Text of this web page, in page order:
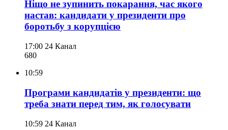
Ніщо не зупинить покарання, час якого
настав: кандидати у президенти про
боротьбу з корупцією
17:00 24 Канал
680
10:59
Програми кандидатів у президенти: що
треба знати перед тим, як голосувати
10:59 24 Канал